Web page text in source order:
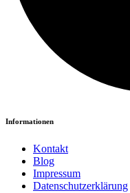
Informationen
Kontakt
Blog
Impressum
Datenschutzerklärung